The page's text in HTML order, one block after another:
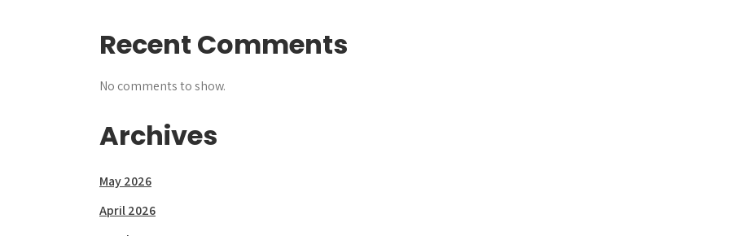
Recent Comments
No comments to show.
Archives
May 2026
April 2026